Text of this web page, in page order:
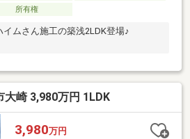
所有権
ムさん施工の築浅2LDK登場♪
大崎 3,980万円 1LDK
3,980万円